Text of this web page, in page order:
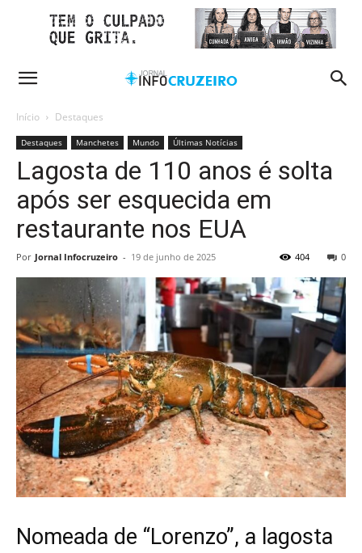
Início Destaques
Destaques Manchetes Mundo Últimas Notícias
Lagosta de 110 anos é solta
após ser esquecida em
restaurante nos EUA
Por Jornal Infocruzeiro - 19 de junho de 2025 0
404
Nomeada de “Lorenzo”, a lagosta